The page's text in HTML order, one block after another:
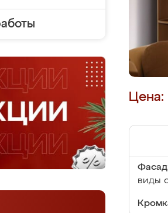
виды